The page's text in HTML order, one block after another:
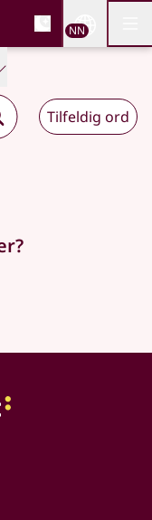
og
NN
Tilfeldig ord